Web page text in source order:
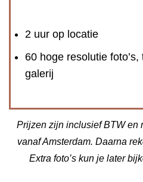
2 uur op locatie
60 hoge resolutie
galerij
Prijzen zijn inclusief BTW en
vanaf Amsterdam. Daarna
Extra foto’s kun je later